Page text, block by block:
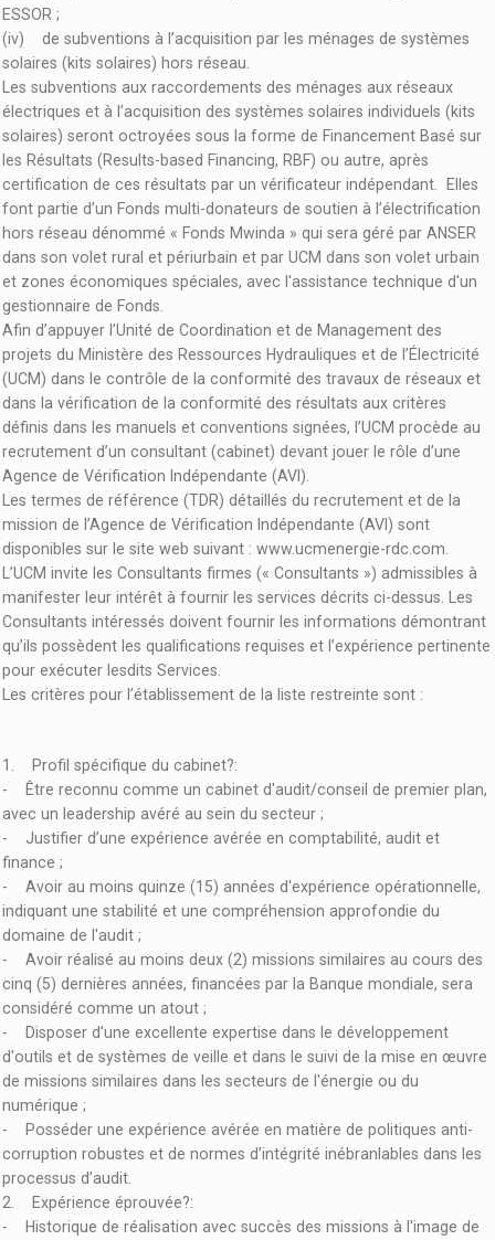
ESSOR ;
(iv) de subventions à l’acquisition par les ménages de systèmes
solaires (kits solaires) hors réseau.
Les subventions aux raccordements des ménages aux réseaux
électriques et à l’acquisition des systèmes solaires individuels (kits
solaires) seront octroyées sous la forme de Financement Basé sur
les Résultats (Results-based Financing, RBF) ou autre, après
certification de ces résultats par un vérificateur indépendant. Elles
font partie d’un Fonds multi-donateurs de soutien à l’électrification
hors réseau dénommé « Fonds Mwinda » qui sera géré par ANSER
dans son volet rural et périurbain et par UCM dans son volet urbain
et zones économiques spéciales, avec l'assistance technique d'un
gestionnaire de Fonds.
Afin d’appuyer l’Unité de Coordination et de Management des
projets du Ministère des Ressources Hydrauliques et de l’Électricité
(UCM) dans le contrôle de la conformité des travaux de réseaux et
dans la vérification de la conformité des résultats aux critères
définis dans les manuels et conventions signées, l’UCM procède au
recrutement d’un consultant (cabinet) devant jouer le rôle d’une
Agence de Vérification Indépendante (AVI).
Les termes de référence (TDR) détaillés du recrutement et de la
mission de l’Agence de Vérification Indépendante (AVI) sont
disponibles sur le site web suivant : www.ucmenergie-rdc.com.
L’UCM invite les Consultants firmes (« Consultants ») admissibles à
manifester leur intérêt à fournir les services décrits ci-dessus. Les
Consultants intéressés doivent fournir les informations démontrant
qu’ils possèdent les qualifications requises et l’expérience pertinente
pour exécuter lesdits Services.
Les critères pour l’établissement de la liste restreinte sont :
1. Profil spécifique du cabinet?:
- Être reconnu comme un cabinet d'audit/conseil de premier plan,
avec un leadership avéré au sein du secteur ;
- Justifier d’une expérience avérée en comptabilité, audit et
finance ;
- Avoir au moins quinze (15) années d'expérience opérationnelle,
indiquant une stabilité et une compréhension approfondie du
domaine de l'audit ;
- Avoir réalisé au moins deux (2) missions similaires au cours des
cinq (5) dernières années, financées par la Banque mondiale, sera
considéré comme un atout ;
- Disposer d’une excellente expertise dans le développement
d'outils et de systèmes de veille et dans le suivi de la mise en œuvre
de missions similaires dans les secteurs de l'énergie ou du
numérique ;
- Posséder une expérience avérée en matière de politiques anti-
corruption robustes et de normes d’intégrité inébranlables dans les
processus d’audit.
2. Expérience éprouvée?:
- Historique de réalisation avec succès des missions à l'image de